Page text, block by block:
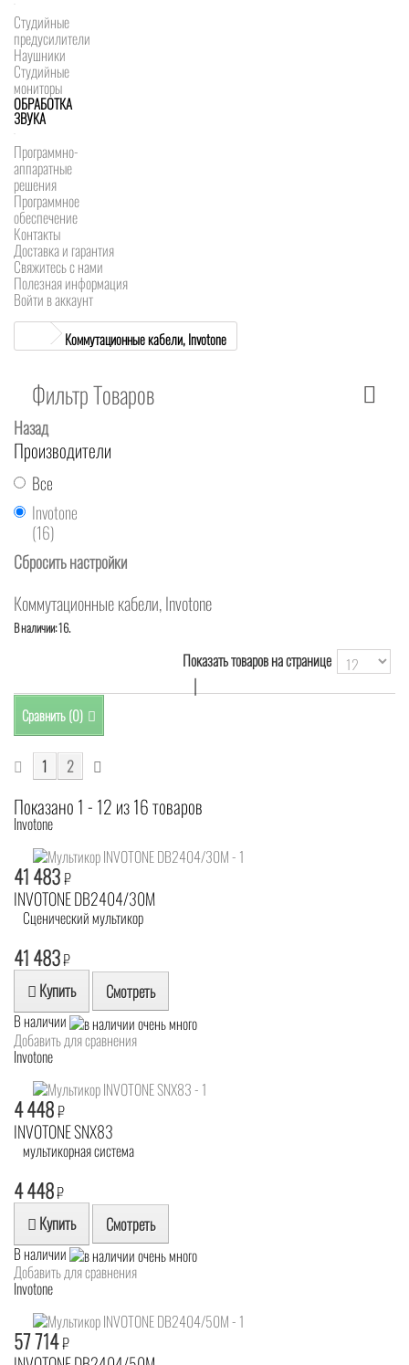
Студийные
предусилители
Наушники
Студийные
мониторы
ОБРАБОТКА
ЗВУКА
Программно-
аппаратные
решения
Программное
обеспечение
Контакты
Доставка и гарантия
Свяжитесь с нами
Полезная информация
Войти в аккаунт
Коммутационные кабели, Invotone
Фильтр Товаров
Назад
Производители
Все
Invotone
(16)
Сбросить настройки
Коммутационные кабели, Invotone
В наличии: 16.
Показать товаров на странице
|
Сравнить (0)
1 2
Показано 1 - 12 из 16 товаров
Invotone
41 483₽
INVOTONE DB2404/30M
Сценический мультикор
41 483₽
Купить Смотреть
В наличии
Добавить для сравнения
Invotone
4 448₽
INVOTONE SNX83
мультикорная система
4 448₽
Купить Смотреть
В наличии
Добавить для сравнения
Invotone
57 714₽